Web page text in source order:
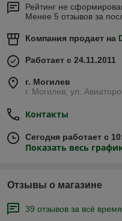
Рейтинг не
Менее 5 отзывов за
Компания продает на
Работает с 24.11.2011
г. Могилев
г. Могилев, ул.
Контакты
Сегодня работает с
Показать весь
Отзывы о магазине
39 отзывов за всё время